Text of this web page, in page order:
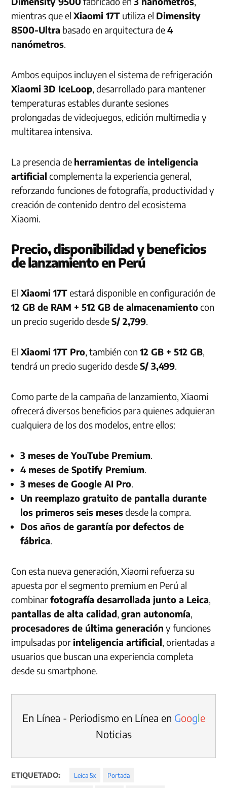
mientras que elXiaomi 17T utiliza el Dimensity
8500-Ultra basado en arquitectura de4
nanómetros.
Ambos equipos incluyen el sistema de refrigeración
Xiaomi 3D IceLoop, desarrollado para mantener
temperaturas estables durante sesiones
prolongadas de videojuegos, edición multimedia y
multitarea intensiva.
La presencia de herramientas de inteligencia
artificial complementa la experiencia general,
reforzando funciones de fotografía, productividad y
creación de contenido dentro del ecosistema
Xiaomi.
Precio, disponibilidad y beneficios
de lanzamiento en Perú
ElXiaomi 17Testará disponible en configuración de
12 GB de RAM + 512 GB de almacenamientocon
un precio sugerido desdeS/ 2,799.
ElXiaomi 17T Pro, también con12 GB + 512 GB,
tendrá un precio sugerido desdeS/ 3,499.
Como parte de la campaña de lanzamiento, Xiaomi
ofrecerá diversos beneficios para quienes adquieran
cualquiera de los dos modelos, entre ellos:
3 meses de YouTube Premium.
4 meses de Spotify Premium.
3 meses de Google AI Pro.
Un reemplazo gratuito de pantalla durante
los primeros seis mesesdesde la compra.
Dos años de garantía por defectos de
fábrica.
Con esta nueva generación, Xiaomi refuerza su
apuesta por el segmento premium en Perú al
combinarfotografía desarrollada junto a Leica,
pantallas de alta calidad,gran autonomía,
procesadores de última generación y funciones
impulsadas porinteligencia artificial, orientadas a
usuarios que buscan una experiencia completa
desde su smartphone.
En Línea - Periodismo en Línea en Google
Noticias
ETIQUETADO: Leica 5x Portada